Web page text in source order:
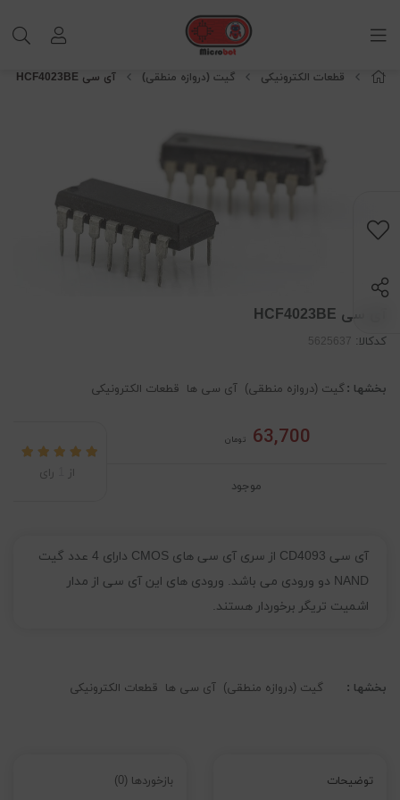
قطعات الکترونیکی گیت (دروازه منطقی) آی سی HCF4023BE
آی سی HCF4023BE
کدکالا:
بخشها :گیت (دروازه منطقی) آی سی ها قطعات الکترونیکی
63,700 تومان
موجود
از رای
آی سی CD4093 از سری آی سی های CMOS دارای 4 عدد گیت
NAND دو ورودی می باشد. ورودی های این آی سی از مدار
اشمیت تریگر برخوردار هستند.
بخشها : گیت (دروازه منطقی) آی سی ها قطعات الکترونیکی
توضیحات بازخوردها (0)